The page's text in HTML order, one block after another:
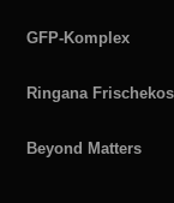
GFP-Komplex
Ringana
Beyond Matters